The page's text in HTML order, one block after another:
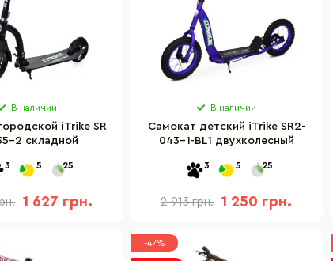
В наличии
iTrike SR
2 складной
3 5 25
1 627 грн.
В наличии
Самокат детский iTrike SR2-
043-1-BL1 двухколесный
3 5 25
2 913 грн. 1 250 грн.
-47%